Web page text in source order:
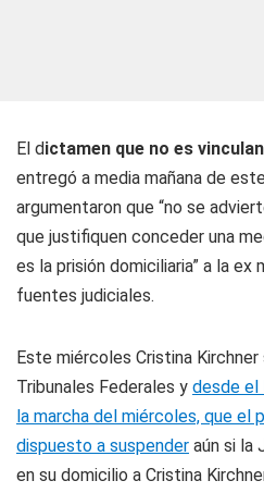
El dictamen que no es
entregó a media mañana de
argumentaron que “no se
que justifiquen conceder una
es la prisión domiciliaria” a la ex
fuentes judiciales.
Este miércoles Cristina
Tribunales Federales y desde el
la marcha del miércoles, que el
dispuesto a suspender aún si la
en su domicilio a Cristina